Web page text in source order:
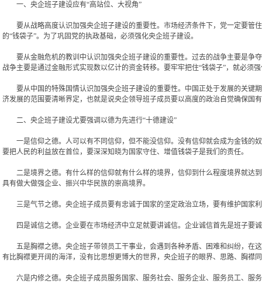
一、央企班子建设应有“高站位、大视角”
要从战略高度认识加强央企班子建设的重要性。市场经济条件下，党一定要管
的“钱袋子”。为了巩固党的执政基础，必须强化央企班子建设。
要从金融危机的教训中认识加强央企班子建设的重要性。过去的战争主要是争
战争主要是通过金融形式实现数以亿计的资金转移。要牢牢把住“钱袋子”，就必须
要从中国的特殊国情认识加强央企班子建设的重要性。中国正处于发展的关键
济发展的范围要清晰界定，也就是说央企领导班子成员要以高度的政治自觉确保国
二、央企班子建设尤要强调以德为先进行“十德建设”
一是信仰之德。人可以有不同信仰，但不能没信仰。没有信仰就会成为金钱的
要把人民的利益放在首位，要深深知晓为国家守住、增值钱袋子是我们的责任。
二是境界之德。有什么样的信仰就有什么样的境界，信仰到什么程度境界就达到
具有做大做强企业、振兴中华民族的崇高境界。
三是气节之德。央企班子成员要有忠诚于国家的坚定政治立场，要有维护国家
四是诚信之德。企业要在市场经济中立足就要讲诚信。企业诚信首先是班子要
五是胸襟之德。央企班子带领员工干事业，会遇到各种矛盾、困难和纠纷，在
有比胸襟更开阔的海洋，没有比思想更博大的世界，央企班子的眼界、思路、胸襟
六是内修之德。央企班子成员服务国家、服务社会、服务企业、服务员工、服